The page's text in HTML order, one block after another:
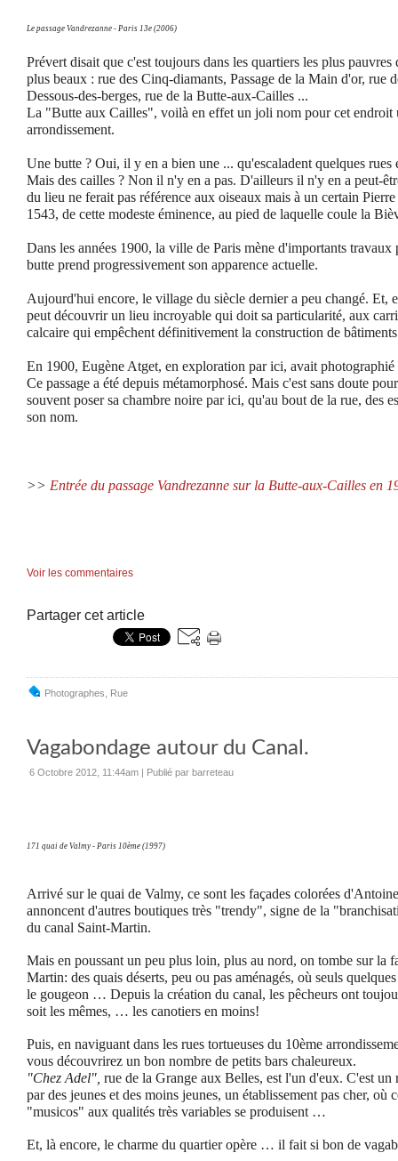
Le passage Vandrezanne - Paris 13e (2006)
Prévert disait que c'est toujours dans les quartiers les plus pauvres
plus beaux : rue des Cinq-diamants, Passage de la Main d'or, rue
Dessous-des-berges, rue de la Butte-aux-Cailles ...
La "Butte aux Cailles", voilà en effet un joli nom pour cet endroit
arrondissement.
Une butte ? Oui, il y en a bien une ... qu'escaladent quelques rues
Mais des cailles ? Non il n'y en a pas. D'ailleurs il n'y en a peut-
du lieu ne ferait pas référence aux oiseaux mais à un certain
1543, de cette modeste éminence, au pied de laquelle coule la
Dans les années 1900, la ville de Paris mène d'importants
butte prend progressivement son apparence actuelle.
Aujourd'hui encore, le village du siècle dernier a peu changé. Et,
peut découvrir un lieu incroyable qui doit sa particularité, aux
calcaire qui empêchent définitivement la construction de
En 1900, Eugène Atget, en exploration par ici, avait photographié
Ce passage a été depuis métamorphosé. Mais c'est sans doute
souvent poser sa chambre noire par ici, qu'au bout de la rue, des
son nom.
>> Entrée du passage Vandrezanne sur la Butte-aux-Cailles en
Voir les commentaires
Partager cet article
Photographes Rue
Vagabondage autour du Canal.
6 Octobre 2012, 11:44am | Publié par barreteau
171 quai de Valmy - Paris 10ème (1997)
Arrivé sur le quai de Valmy, ce sont les façades colorées
annoncent d'autres boutiques très "trendy", signe de la
du canal Saint-Martin.
Mais en poussant un peu plus loin, plus au nord, on tombe sur la
Martin: des quais déserts, peu ou pas aménagés, où seuls
le gougeon … Depuis la création du canal, les pêcheurs ont
soit les mêmes, … les canotiers en moins!
Puis, en naviguant dans les rues tortueuses du 10ème
vous découvrirez un bon nombre de petits bars chaleureux.
"Chez Adel", rue de la Grange aux Belles, est l'un d'eux. C'est un
par des jeunes et des moins jeunes, un établissement pas cher, où
"musicos" aux qualités très variables se produisent …
Et, là encore, le charme du quartier opère … il fait si bon de